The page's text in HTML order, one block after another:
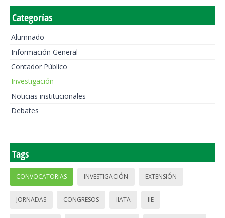
Categorías
Alumnado
Información General
Contador Público
Investigación
Noticias institucionales
Debates
Tags
CONVOCATORIAS INVESTIGACIÓN EXTENSIÓN
JORNADAS CONGRESOS IIATA IIE